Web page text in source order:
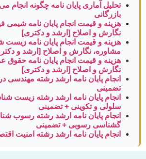
تحلیل آماری پایان نامه چگونه انجام
بازرگانی
هزینه و قیمت انجام پایان نامه شیمی
نگارش و اصلاح [ارشد و دکتری]
هزینه و قیمت انجام پایان نامه زیست
مشاوره، نگارش و اصلاح [ارشد و
هزینه و قیمت انجام پایان نامه
نگارش و اصلاح [ارشد و دکتری]
انجام پایان نامه ارشد رشته مهندسی
تضمینی
انجام پایان نامه ارشد رشته زیست
سلولی و تکوینی + تضمینی
انجام پایان نامه ارشد رشته رسوب
گشناسی رسوبی + تضمینی
انجام پایان نامه ارشد رشته امنیت